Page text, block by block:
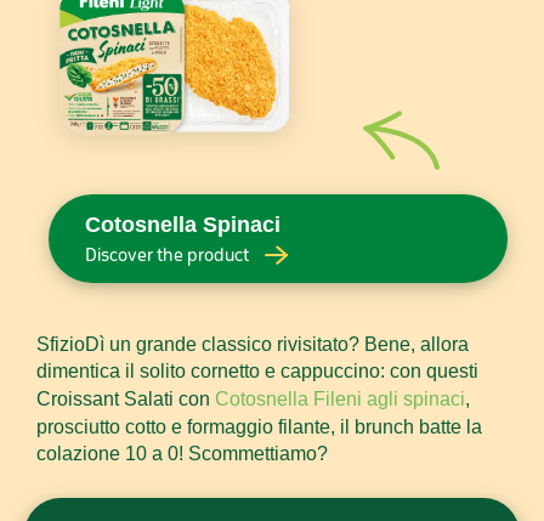
Cotosnella Spinaci
Discover the product
SfizioDì un grande classico rivisitato? Bene, allora
dimentica il solito cornetto e cappuccino: con questi
Croissant Salati con Cotosnella Fileni agli spinaci,
prosciutto cotto e formaggio filante, il brunch batte la
colazione 10 a 0! Scommettiamo?